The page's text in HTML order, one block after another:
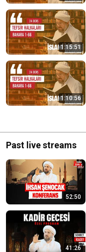
1:15:51
1:10:56
Past live streams
52:50
41:26